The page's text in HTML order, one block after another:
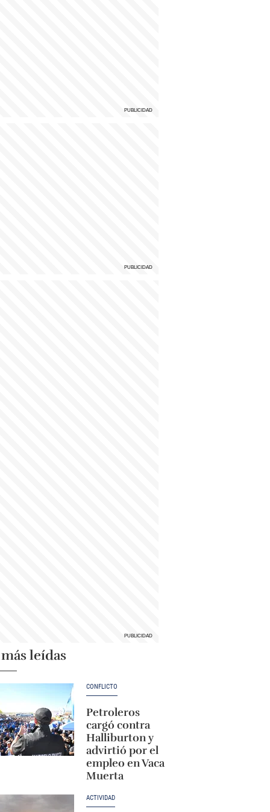
leídas
CONFLICTO
Petroleros
cargó contra
Halliburton y
advirtió por el
empleo en Vaca
Muerta
ACTIVIDAD